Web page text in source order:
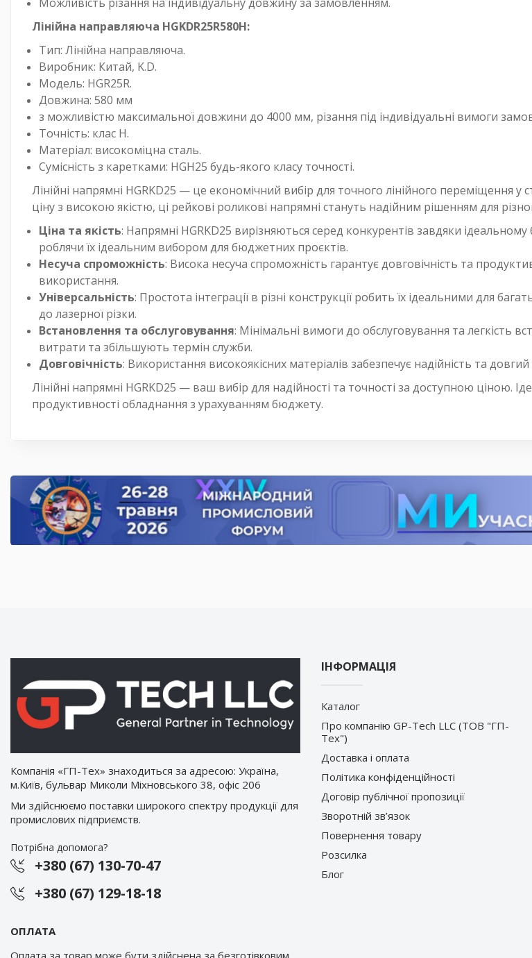
Лінійна направляюча HGKDR25R580H:
Тип: Лінійна направляюча.
Виробник: Китай, K.D.
Модель: HGR25R.
Довжина: 580 мм
з можливістю максимальної довжини до 4000 мм, різання під індивідуальні вимоги
Точність: клас H.
Матеріал: високоміцна сталь.
Сумісність з каретками: HGH25 будь-якого класу точності.
Лінійні напрямні HGRKD25 — це економічний вибір для точного лінійного переміщення
ціну з високою якістю, ці рейкові роликові напрямні стануть надійним рішенням для
Ціна та якість: Напрямні HGRKD25 вирізняються серед конкурентів завдяки ідеальному
роблячи їх ідеальним вибором для бюджетних проєктів.
Несуча спроможність: Висока несуча спроможність гарантує довговічність та
використання.
Універсальність: Простота інтеграції в різні конструкції робить їх ідеальними для
до лазерної різки.
Встановлення та обслуговування: Мінімальні вимоги до обслуговування та легкість
витрати та збільшують термін служби.
Довговічність: Використання високоякісних матеріалів забезпечує надійність та
Лінійні напрямні HGRKD25 — ваш вибір для надійності та точності за доступною ціною.
продуктивності обладнання з урахуванням бюджету.
Компанія «ГП-Тех» знаходиться за адресою: Україна,
м.Київ, бульвар Миколи Міхновського 38, офіс 206
Ми здійснюємо поставки широкого спектру продукції для
промислових підприємств.
Потрібна допомога?
+380 (67) 130-70-47
+380 (67) 129-18-18
ОПЛАТА
ІНФОРМАЦІЯ
Каталог
Про компанію GP-Tech LLC (ТОВ "ГП-
Тех")
Доставка і оплата
Політика конфіденційності
Договір публічної пропозиції
Зворотній зв’язок
Повернення товару
Розсилка
Блог